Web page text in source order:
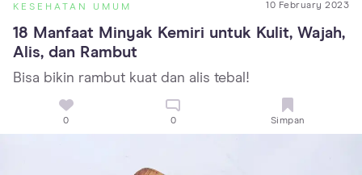
KESEHATAN UMUM 10 February 2023
18 Manfaat Minyak Kemiri untuk Kulit, Wajah,
Alis, dan Rambut
Bisa bikin rambut kuat dan alis tebal!
0 0 Simpan